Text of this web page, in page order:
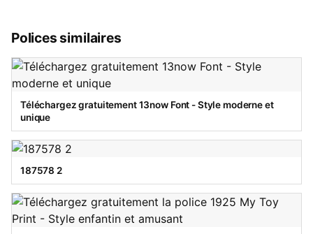
Polices similaires
Téléchargez gratuitement 13now Font - Style moderne et
unique
187578 2